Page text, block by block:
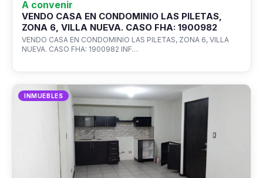
A convenir
VENDO CASA EN CONDOMINIO LAS PILETAS,
ZONA 6, VILLA NUEVA. CASO FHA: 1900982
VENDO CASA EN CONDOMINIO LAS PILETAS, ZONA 6, VILLA
NUEVA. CASO FHA: 1900982 INF…
INMUEBLES